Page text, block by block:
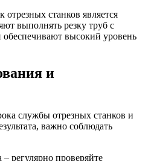
станков является
выполнять резку труб с
высокий уровень
и
службы отрезных станков и
важно соблюдать
регулярно проверяйте